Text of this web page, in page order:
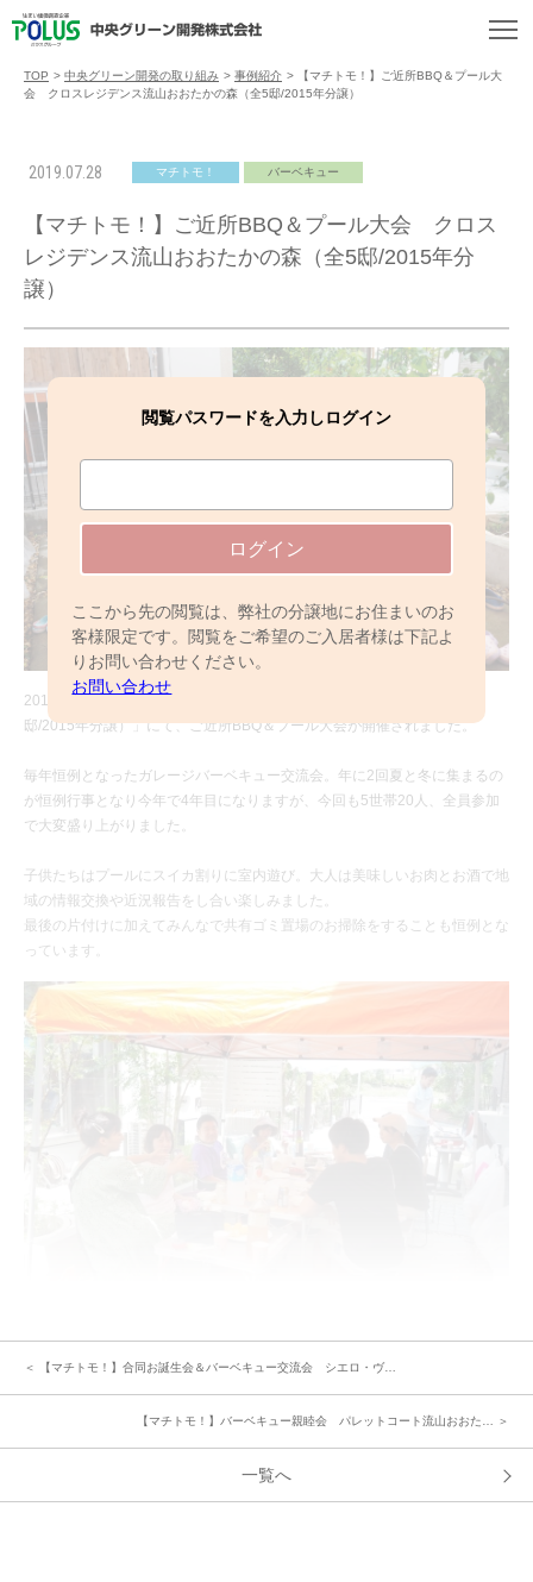
TOP > 中央グリーン開発の取り組み > 事例紹介 >
【マチトモ！】ご近所BBQ＆プール大
会 クロスレジデンス流山おおたかの森（全5邸/2015年分譲）
2019.07.28 マチトモ！ バーベキュー
【マチトモ！】ご近所BBQ＆プール大会 クロス
レジデンス流山おおたかの森（全5邸/2015年分
譲）
閲覧パスワードを入力しログイン
ログイン
ここから先の閲覧は、弊社の分譲地にお住まいのお
客様限定です。閲覧をご希望のご入居者様は下記よ
りお問い合わせください。
お問い合わせ
2019年7月28日（日）、「クロスレジデンス流山おおたかの森（全5
邸/2015年分譲）」にて、ご近所BBQ＆プール大会が開催されました。
毎年恒例となったガレージバーベキュー交流会。年に2回夏と冬に集まるの
が恒例行事となり今年で4年目になりますが、今回も5世帯20人、全員参加
で大変盛り上がりました。
子供たちはプールにスイカ割りに室内遊び。大人は美味しいお肉とお酒で地
域の情報交換や近況報告をし合い楽しみました。
最後の片付けに加えてみんなで共有ゴミ置場のお掃除をすることも恒例とな
っています。
みにしてきました。
＜ 【マチトモ！】合同お誕生会＆バーベキュー交流会 シエロ・ヴ…
【マチトモ！】バーベキュー親睦会 パレットコート流山おおた… ＞
一覧へ